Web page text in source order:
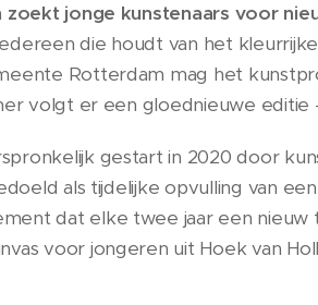
zoekt jonge kunstenaars voor
die houdt van het
Rotterdam mag het
volgt er een gloednieuwe
gestart in 2020 door
als tijdelijke opvulling van
dat elke twee jaar een nieuw
voor jongeren uit Hoek van